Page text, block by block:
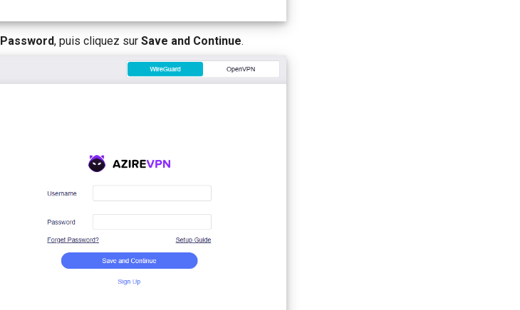
Password, puis cliquez sur Save and Continue.